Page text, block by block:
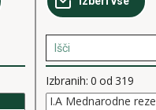
Izbranih: 0 od 319